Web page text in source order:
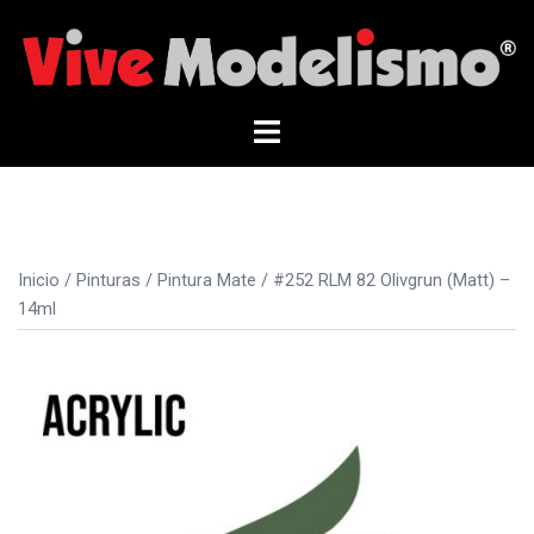
contenido
Alternar
Inicio / Pinturas / Pintura Mate / #252 RLM 82 Olivgrun (Matt) –
14ml